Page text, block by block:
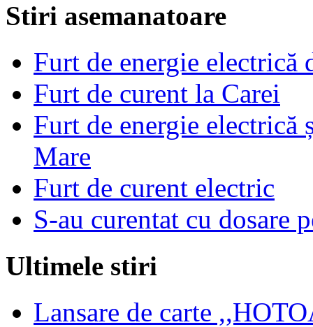
Stiri asemanatoare
Furt de energie electrică
Furt de curent la Carei
Furt de energie
Mare
Furt de curent electric
S-au curentat cu dosare
Ultimele stiri
Lansare de carte